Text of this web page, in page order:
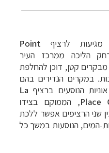
מגיעות לרציף Point
הליכה ממרכז העיר
קטן, דוכן להחלפת
במקרים הנדירים בהם
הנוסעים ברציף La
Place
,הממוקם בצידו
שני הרציפים אפשר ללכת
המים, הנוסעות במשך כל